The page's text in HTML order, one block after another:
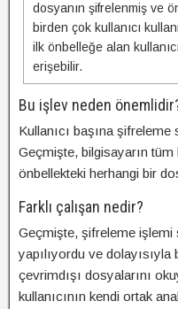
dosyanın şifrelenmiş ve
birden çok kullanıcı
ilk önbelleğe alan
erişebilir.
Bu işlev neden
Kullanıcı başına şifreleme
Geçmişte, bilgisayarın tüm
önbellekteki herhangi bir
Farklı çalışan nedir?
Geçmişte, şifreleme işlemi
yapılıyordu ve dolayısıyla
çevrimdışı dosyalarını
kullanıcının kendi ortak